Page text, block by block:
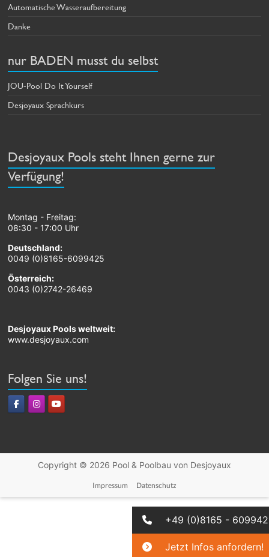
Automatische Wasseraufbereitung
Danke
nur BADEN musst du selbst
JOU-Pool Do It Yourself
Desjoyaux Sprachkurs
Desjoyaux Pools steht Ihnen gerne zur
Verfügung!
Montag - Freitag:
08:30 - 17:00 Uhr
Deutschland:
0049 (0)8165-6099425
Österreich:
0043 (0)2742-26469
Desjoyaux Pools weltweit:
www.desjoyaux.com
Folgen Sie uns!
Copyright © 2026 Pool & Poolbau von Desjoyaux
Impressum Datenschutz
+49 (0)8165 -
Jetzt Infos anfordern!